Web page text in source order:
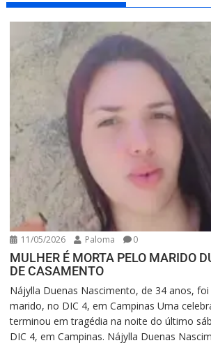
11/05/2026 Paloma 0
MULHER É MORTA PELO MARIDO
DE CASAMENTO
Nájylla Duenas Nascimento, de 34 anos,
marido, no DIC 4, em Campinas Uma
terminou em tragédia na noite do último
DIC 4, em Campinas. Nájylla Duenas